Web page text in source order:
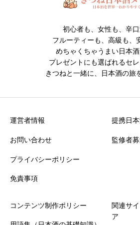
初心者も、女性も、辛口
フルーティーも、高級も、
めちゃくちゃうまい日本酒
プレゼントにも選ばれるセ
きつねと一緒に、日本酒の旅
運営者情報
お問い合わせ
プライバシーポリシー
免責事項
提携日
監修者
コンテンツ制作ポリシー
関連サ
ア